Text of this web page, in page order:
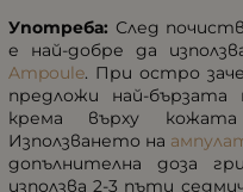
Употреба: След
е най-добре да
Ampoule. При остро
предложи най-бързата
крема върху
Използването на
допълнителна доза
използва 2-3 пъти